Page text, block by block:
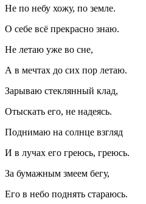
Не по небу хожу, по земле.
О себе всё прекрасно знаю.
Не летаю уже во сне,
А в мечтах до сих пор летаю.
Зарываю стеклянный клад,
Отыскать его, не надеясь.
Поднимаю на солнце взгляд
И в лучах его греюсь, греюсь.
За бумажным змеем бегу,
Его в небо поднять стараюсь.